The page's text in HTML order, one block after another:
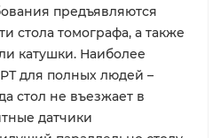
предъявляются
стола томографа, а также
катушки. Наиболее
для полных людей –
стол не въезжает в
датчики